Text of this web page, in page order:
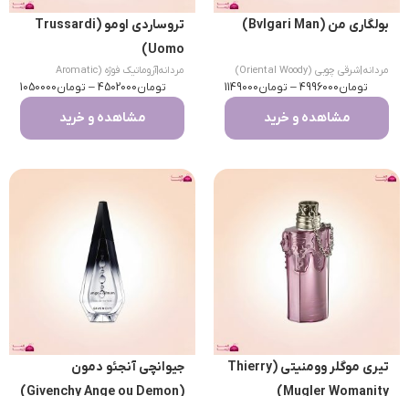
بولگاری من (Bvlgari Man)
مردانه شرقی چوبی (Oriental Woody)
تومان4996000
– تومان1149000
مشاهده و خرید
تروساردی اومو (Trussardi
Uomo)
مردانه|
آروماتیک فوژه (Aromatic
Fougere)
تومان4502000
– تومان1050000
مشاهده و خرید
تیری موگلر وومنیتی (Thierry
Mugler Womanity)
جیوانچی آنجئو دمون
(Givenchy Ange ou Demon)